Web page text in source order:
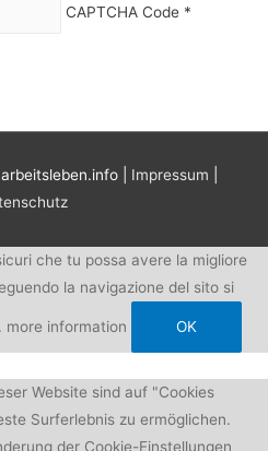
CAPTCHA Code*
Impressum
che tu possa avere la migliore
la navigazione del sito si
more information OK
Website sind auf "Cookies
Surferlebnis zu ermöglichen.
der Cookie-Einstellungen